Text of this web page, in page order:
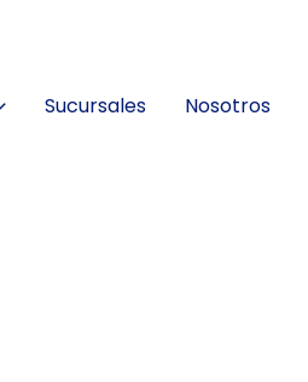
Sucursales Nosotros